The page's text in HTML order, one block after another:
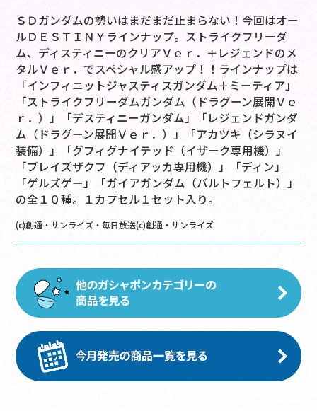
ＳＤガンダムの勢いはまだまだ止まらない！今回はオー
ルＤＥＳＴＩＮＹラインナップ。ストライクフリーダ
ム、ディスティニーのクリアＶｅｒ．＋レジェンドのメ
タルＶｅｒ．でスペシャル感アップ！！ラインナップは
「インフィニットジャスティスガンダム＋ミーティア」
「ストライクフリーダムガンダム（ドラグーン展開Ｖｅ
ｒ．）」「デスティニーガンダム」「レジェンドガンダ
ム（ドラグーン展開Ｖｅｒ．）」「アカツキ（シラヌイ
装備）」「グフィグナイテッド（イザーク専用機）」
「ブレイズザクフ（ディアッカ専用機）」「ディン」
「ゲルズゲー」「ガイアガンダム（バルトフェルト）」
の全１０種。１カプセル１セット入り。
(c)創通・サンライズ・毎日放送(c)創通・サンライズ